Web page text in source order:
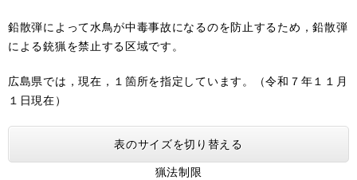
鉛散弾によって水鳥が中毒事故になるのを防止するため，鉛散弾
による銃猟を禁止する区域です。
広島県では，現在，１箇所を指定しています。（令和７年１１月
１日現在）
表のサイズを切り替える
猟法制限